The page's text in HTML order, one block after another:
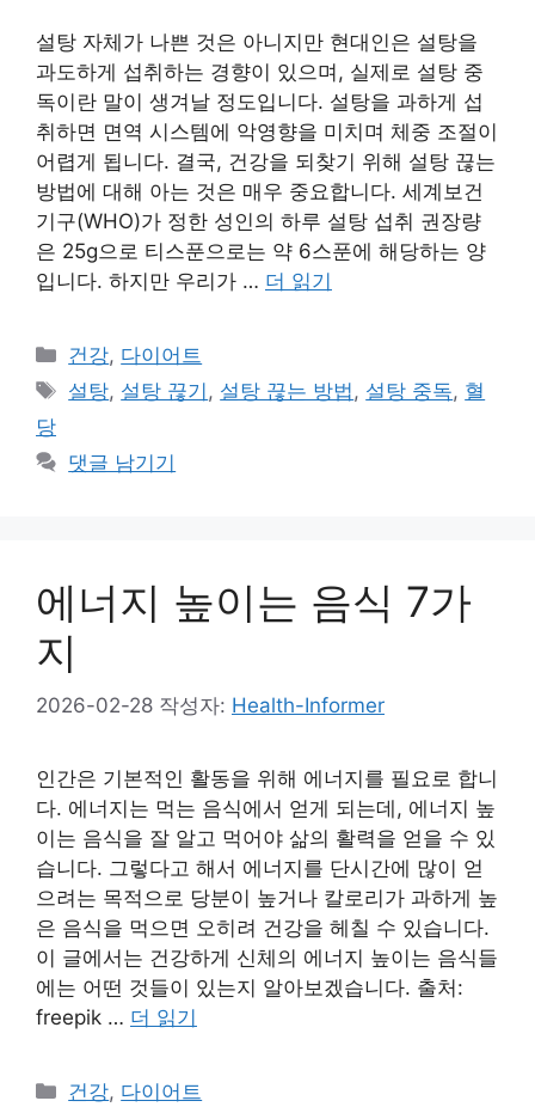
설탕 자체가 나쁜 것은 아니지만 현대인은 설탕을
과도하게 섭취하는 경향이 있으며, 실제로 설탕 중
독이란 말이 생겨날 정도입니다. 설탕을 과하게 섭
취하면 면역 시스템에 악영향을 미치며 체중 조절이
어렵게 됩니다. 결국, 건강을 되찾기 위해 설탕 끊는
방법에 대해 아는 것은 매우 중요합니다. 세계보건
기구(WHO)가 정한 성인의 하루 설탕 섭취 권장량
은 25g으로 티스푼으로는 약 6스푼에 해당하는 양
입니다. 하지만 우리가 … 더 읽기
카
테
건강, 다이어트
태
설탕, 설탕 끊기 , 설탕 끊는 방법, 설탕 중독, 혈
당
댓글 남기기
에너지 높이는 음식 7가
지
2026-02-28 작성자: Health-Informer
인간은 기본적인 활동을 위해 에너지를 필요로 합니
다. 에너지는 먹는 음식에서 얻게 되는데, 에너지 높
이는 음식을 잘 알고 먹어야 삶의 활력을 얻을 수 있
습니다. 그렇다고 해서 에너지를 단시간에 많이 얻
으려는 목적으로 당분이 높거나 칼로리가 과하게 높
은 음식을 먹으면 오히려 건강을 헤칠 수 있습니다.
이 글에서는 건강하게 신체의 에너지 높이는 음식들
에는 어떤 것들이 있는지 알아보겠습니다. 출처:
freepik … 더 읽기
카
건강, 다이어트